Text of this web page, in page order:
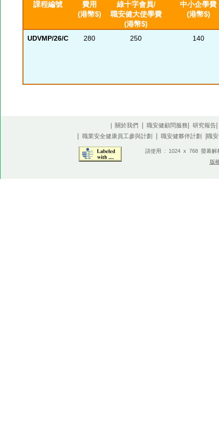
課程編號
費用
(港幣$)
綠十字會員/
職安健大使學費
(港幣$)
中小企學費
(港幣$)
UDVMP/26/C 280 250 140
| 關於我們| 職安健顧問服務 研究報告
職業安全健康員工參與計劃 職安健夥伴計劃 職
請使用 : 1024 x 768 螢幕解
版